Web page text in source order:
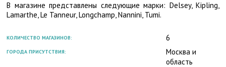
В магазине представлены следующие марки: Delsеy, Kipling,
Lamarthe, Le Tanneur, Longchamp, Nannini, Tumi.
КОЛИЧЕСТВО МАГАЗИНОВ: 6
ГОРОДА ПРИСУТСТВИЯ:
Москва и
область